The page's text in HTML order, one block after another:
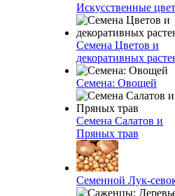
Искусственные
Семена Цветов и
декоративных
Семена: Овощей
Семена Салатов и
Пряных трав
Семенной Лук-